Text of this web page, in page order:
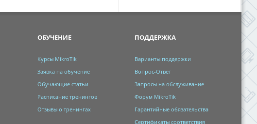
ОБУЧЕНИЕ
Курсы MikroTik
Заявка на обучение
Обучающие статьи
Расписание тренингов
Отзывы о тренингах
ПОДДЕРЖКА
Варианты поддержки
Вопрос-Ответ
Запросы на обслуживание
Форум MikroTik
Гарантийные обязательства
Сертификаты соответствия